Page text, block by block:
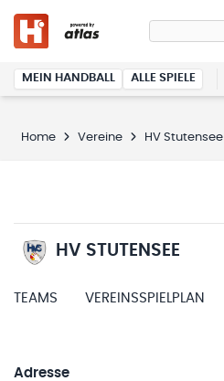
MEIN HANDBALL ALLE SPIELE
Home Vereine HV Stutensee
HV STUTENSEE
TEAMS VEREINSSPIELPLAN
Adresse